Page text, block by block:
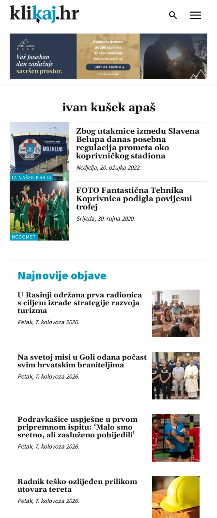
ivan kušek apaš
IZ NAŠEG KRAJA
Zbog utakmice između Slavena
Belupa danas posebna
regulacija prometa oko
koprivničkog stadiona
Nedjelja, 20. ožujka 2022.
NOGOMET
FOTO Fantastična Tehnika
Koprivnica podigla povijesni
trofej
Srijeda, 30. rujna 2020.
Najnovije objave
U Rasinji održana prva radionica
s ciljem izrade strategije razvoja
turizma
Petak, 7. kolovoza 2026.
Na svetoj misi u Goli odana počast
svim hrvatskim braniteljima
Petak, 7. kolovoza 2026.
Podravkašice uspješne u prvom
pripremnom ispitu: ‘Malo smo
sretno, ali zasluženo pobijedili’
Petak, 7. kolovoza 2026.
Radnik teško ozlijeđen prilikom
utovara tereta
Petak, 7. kolovoza 2026.